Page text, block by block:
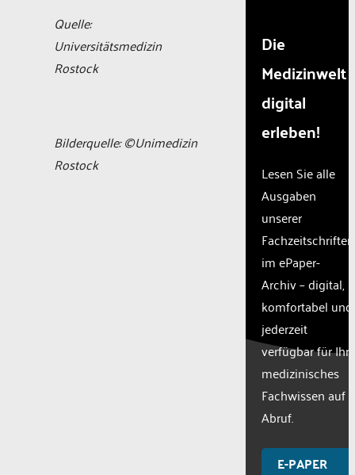
Quelle:
Universitätsmedizin
Rostock
Bilderquelle: ©Unimedizin
Rostock
Die
Medizinwelt
digital
erleben!
Lesen Sie alle
Ausgaben
unserer
Fachzeitschriften
im ePaper-
Archiv – digital,
komfortabel und
jederzeit
verfügbar für Ihr
medizinisches
Fachwissen auf
Abruf.
E-PAPER